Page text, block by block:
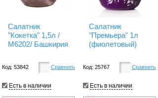
Салатник
"Кокетка" 1,5л /
М6202/ Башкирия
Код: 53842 Сравнить
Есть в наличии
Салатник
"Премьера" 1л
(фиолетовый)
Код: 25767 Сравнить
Есть в наличии